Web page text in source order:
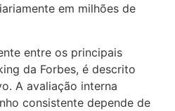
em milhões de
entre os principais
da Forbes, é descrito
A avaliação interna
consistente depende de